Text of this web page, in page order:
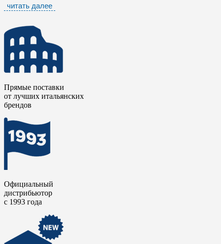
наиболее оригинальном облике, не забывая о тщательной
Коллекция Глокал / Glocal
нейтральными тонами от белого до антрацита, которые
прекрасно сочетаются между собой. Серия дополнена яркими
элементами в стиле «Печворк» и стилизованными
мозаичными плашками в виде вытянутых ромбов. Такое
разнообразие позволяет комбинировать плитку с другими
коллекциямифабрики Mirage
выразительными дизайнерские и интерьерные решения.
читать далее
Прямые поставки
от лучших итальянских
брендов
Официальный
дистрибьютор
с 1993 года